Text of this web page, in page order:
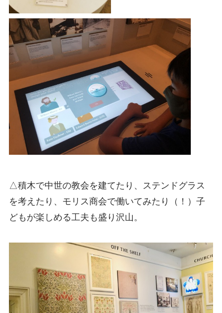
△積木で中世の教会を建てたり、ステンドグラス
を考えたり、モリス商会で働いてみたり（！）子
どもが楽しめる工夫も盛り沢山。